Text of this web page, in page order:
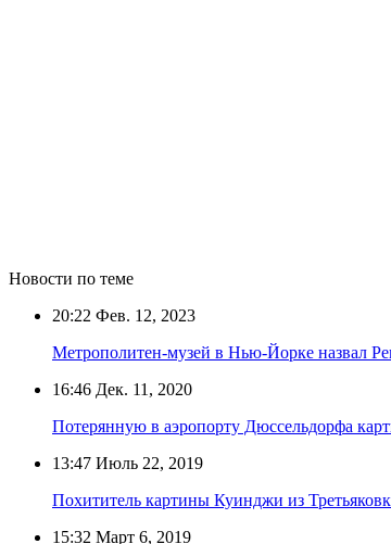
Новости по теме
20:22 Фев. 12, 2023
Метрополитен-музей в Нью-Йорке назвал
16:46 Дек. 11, 2020
Потерянную в аэропорту Дюссельдорфа
13:47 Июль 22, 2019
Похититель картины Куинджи из
15:32 Март 6, 2019